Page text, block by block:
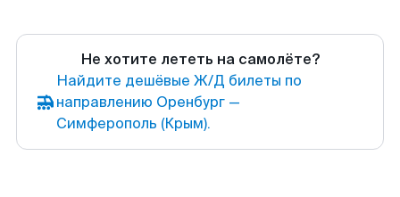
Не хотите лететь на самолёте?
Найдите дешёвые Ж/Д билеты по
направлению Оренбург —
Симферополь (Крым).